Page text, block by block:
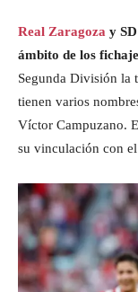
Real Zaragoza y
ámbito de los
Segunda División la
tienen varios
Víctor Campuzano.
su vinculación con